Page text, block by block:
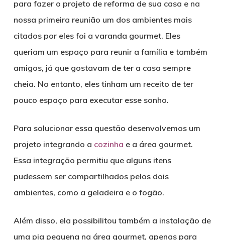
para fazer o projeto de reforma de sua casa e na
nossa primeira reunião um dos ambientes mais
citados por eles foi a varanda gourmet. Eles
queriam um espaço para reunir a família e também
amigos, já que gostavam de ter a casa sempre
cheia. No entanto, eles tinham um receito de ter
pouco espaço para executar esse sonho.
Para solucionar essa questão desenvolvemos um
projeto integrando a cozinha e a área gourmet.
Essa integração permitiu que alguns itens
pudessem ser compartilhados pelos dois
ambientes, como a geladeira e o fogão.
Além disso, ela possibilitou também a instalação de
uma pia pequena na área gourmet, apenas para